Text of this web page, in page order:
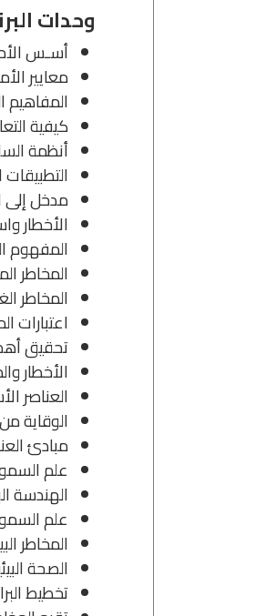
وحدات
أسـس
معايير
المفاهيم
كيفية
أنظمة
مدخل إلى
الأخطار
المفهوم
المخاطر
المخاطر
اعتبارات
تحقيق
الأخطار
العناصر
الوقاية
مبادئ
علم
الهندسة
علم
المخاطر
الصحة
تخطيط